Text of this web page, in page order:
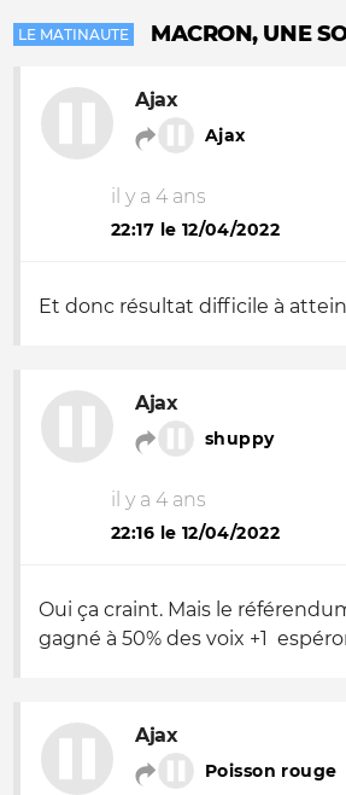
LE MATINAUTE MACRON, UNE
Ajax
Ajax
il y a 4 ans
22:17 le 12/04/2022
Et donc résultat difficile à
Ajax
shuppy
il y a 4 ans
22:16 le 12/04/2022
Oui ça craint. Mais le
gagné à 50% des voix +1
Ajax
Poisson rouge